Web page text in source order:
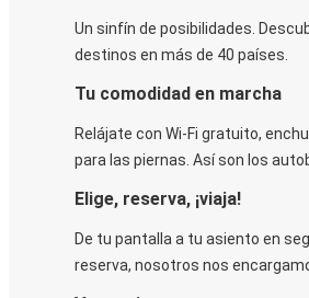
Un sinfín de posibilidades.
destinos en más de 40 países.
Tu comodidad en marcha
Relájate con Wi-Fi gratuito,
para las piernas. Así son los
Elige, reserva, ¡viaja!
De tu pantalla a tu asiento en
reserva, nosotros nos